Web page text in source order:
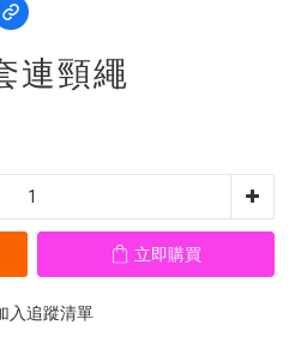
/較重產品除外)
連頸繩
立即購買
入追蹤清單